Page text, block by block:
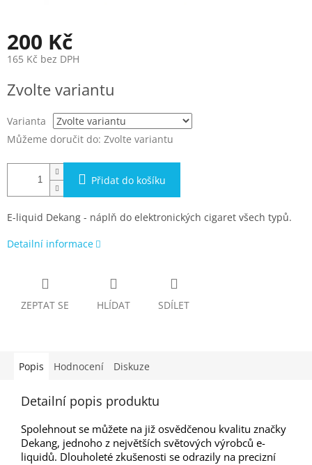
200 Kč
165 Kč bez DPH
cena:
Zvolte variantu
Varianta
Můžeme doručit do: Zvolte variantu
Přidat do košíku
E-liquid Dekang - náplň do elektronických cigaret všech typů.
Detailní informace
ZEPTAT SE HLÍDAT SDÍLET
Popis Hodnocení Diskuze
Detailní popis produktu
Spolehnout se můžete na již osvědčenou kvalitu značky
Dekang, jednoho z největších světových výrobců e-
liquidů. Dlouholeté zkušenosti se odrazily na precizní